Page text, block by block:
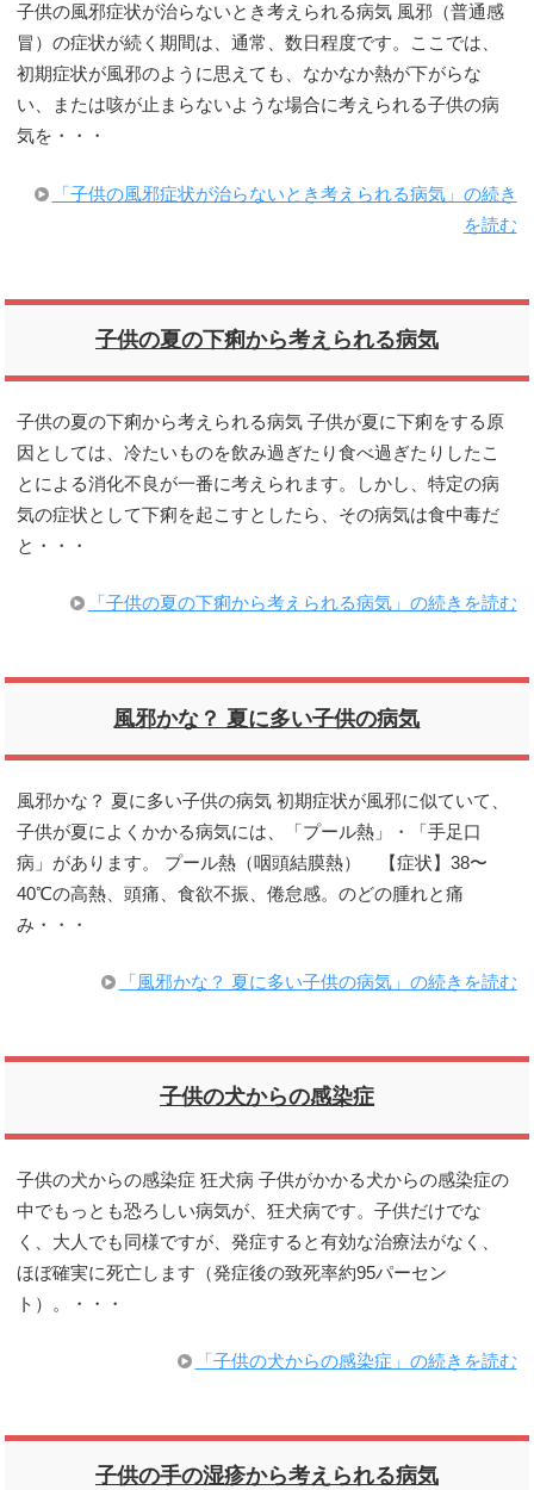
子供の風邪症状が治らないとき考えられる病気 風邪（普通感
冒）の症状が続く期間は、通常、数日程度です。ここでは、
初期症状が風邪のように思えても、なかなか熱が下がらな
い、または咳が止まらないような場合に考えられる子供の病
気を・・・
「子供の風邪症状が治らないとき考えられる病気」の続き
を読む
子供の夏の下痢から考えられる病気
子供の夏の下痢から考えられる病気 子供が夏に下痢をする原
因としては、冷たいものを飲み過ぎたり食べ過ぎたりしたこ
とによる消化不良が一番に考えられます。しかし、特定の病
気の症状として下痢を起こすとしたら、その病気は食中毒だ
と・・・
「子供の夏の下痢から考えられる病気」の続きを読む
風邪かな？ 夏に多い子供の病気
風邪かな？ 夏に多い子供の病気 初期症状が風邪に似ていて、
子供が夏によくかかる病気には、「プール熱」・「手足口
病」があります。 プール熱（咽頭結膜熱） 【症状】38〜
40℃の高熱、頭痛、食欲不振、倦怠感。のどの腫れと痛
み・・・
「風邪かな？ 夏に多い子供の病気」の続きを読む
子供の犬からの感染症
子供の犬からの感染症 狂犬病 子供がかかる犬からの感染症の
中でもっとも恐ろしい病気が、狂犬病です。子供だけでな
く、大人でも同様ですが、発症すると有効な治療法がなく、
ほぼ確実に死亡します（発症後の致死率約95パーセン
ト）。・・・
「子供の犬からの感染症」の続きを読む
子供の手の湿疹から考えられる病気